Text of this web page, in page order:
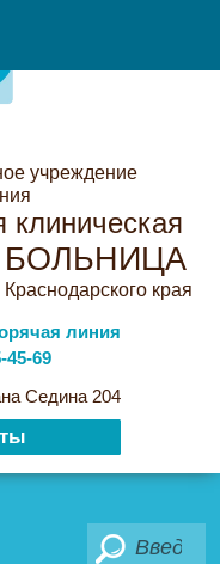
учреждение
клиническая
края
линия
45-69
Седина 204
Поиск